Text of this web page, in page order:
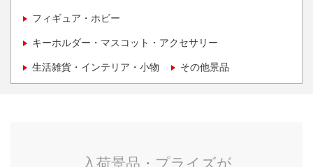
フィギュア・ホビー
キーホルダー・マスコット・アクセサリー
生活雑貨・インテリア・小物 その他景品